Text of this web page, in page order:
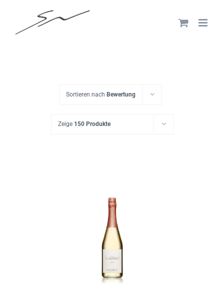
content
Sortieren nach Bewertung
Zeige 150 Produkte